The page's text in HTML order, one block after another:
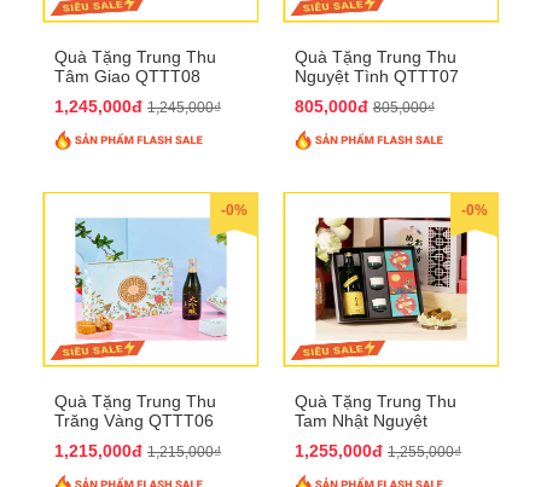
Quà Tặng Trung Thu
Tâm Giao QTTT08
1,245,000đ 1,245,000₫
Quà Tặng Trung Thu
Nguyệt Tình QTTT07
805,000đ 805,000₫
-0%
Quà Tặng Trung Thu
Trăng Vàng QTTT06
1,215,000đ 1,215,000₫
-0%
Quà Tặng Trung Thu
Tam Nhật Nguyệt
1,255,000đ 1,255,000₫